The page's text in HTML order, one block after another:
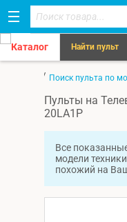
Каталог Найти пульт
/ Поиск пульта по
Пульты на
20LA1P
Все
модели
похожий на